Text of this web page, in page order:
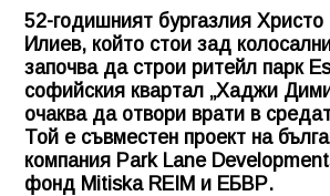
52-годишният бургазлия
Илиев, който стои зад
започва да строи ритейл парк
софийския квартал „Хаджи
очаква да отвори врати в
Той е съвместен проект на
компания Park Lane
фонд Mitiska REIM и ЕБВР.